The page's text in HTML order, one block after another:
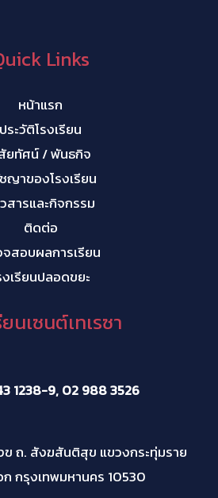
Links
หน้าแรก
ประวัติโรงเรียน
ยทัศน์ / พันธกิจ
ญาของโรงเรียน
สารและกิจกรรม
ติดต่อ
สอบผลการเรียน
งเรียนปลอดขยะ
ยนเซนต์เทเรซา
1238-9, 02 988 3526
ถ. สังฆสันติสุข แขวงกระทุ่มราย
กรุงเทพมหานคร 10530